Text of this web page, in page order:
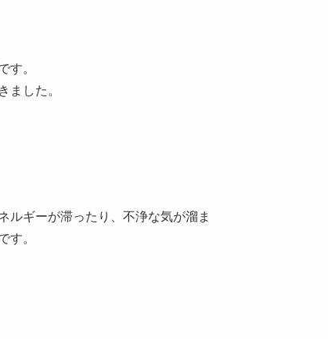
す。
ました。
ルギーが滞ったり、不浄な気が溜ま
す。